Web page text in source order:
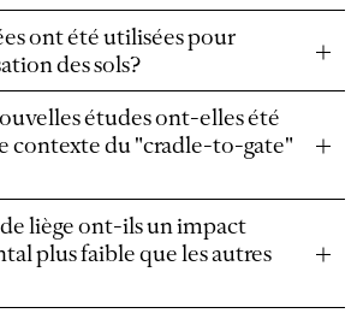
ont été utilisées pour
des sols?
études ont-elles été
contexte du "cradle-to-gate"
liège ont-ils un impact
plus faible que les autres